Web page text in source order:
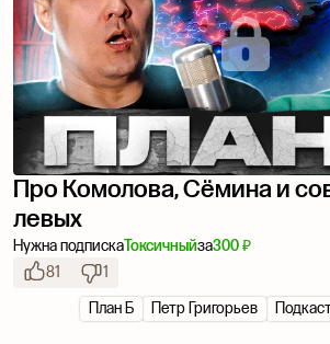
Про Комолова, Сёмина и
левых
Нужна подпискаТоксичныйза300 ₽
81
1
Петр Григорьев
План Б